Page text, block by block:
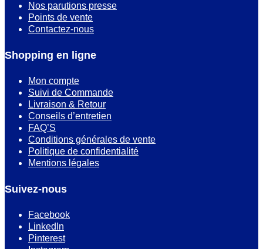
Nos parutions presse
Points de vente
Contactez-nous
Shopping en ligne
Mon compte
Suivi de Commande
Livraison & Retour
Conseils d’entretien
FAQ’S
Conditions générales de vente
Politique de confidentialité
Mentions légales
Suivez-nous
Facebook
LinkedIn
Pinterest